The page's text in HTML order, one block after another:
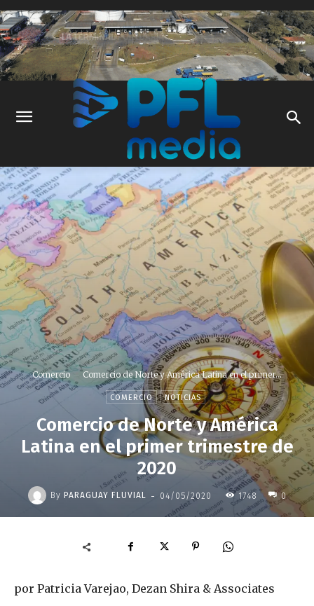
Comercio Comercio de Norte y América Latina en el primer...
COMERCIO NOTICIAS
Comercio de Norte y América
Latina en el primer trimestre de
2020
By PARAGUAY FLUVIAL - 04/05/2020 1748 0
por Patricia Varejao, Dezan Shira & Associates